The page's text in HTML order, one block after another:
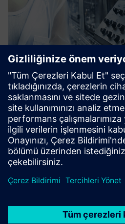
vSTAGE -
Karmaşık endüstriyel ürünleri,
veya hizmet kavramlarını dahili
yönelik Web, Tablet, PC ve VR
açıklamanıza olanak tanıyan
Daha fazla bilgi edinin